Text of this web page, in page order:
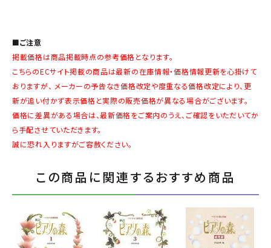
■ご注意
掲載価格は商品掲載時点の参考価格となります。
こちらのECサイト掲載の商品は最新の在庫情報・価格情報更新を心掛けて
おりますが、 メーカーの予告なき価格改定や度重なる価格改定により、更
新が追い付かず表示価格と実際の販売価格が異なる場合がございます。
価格に差異がある場合は、最新価格をご案内のうえ、ご確認をいただいてか
ら手配させていただきます。
誠に恐れ入りますがご容赦ください。
この商品に関連するおすすめ商品